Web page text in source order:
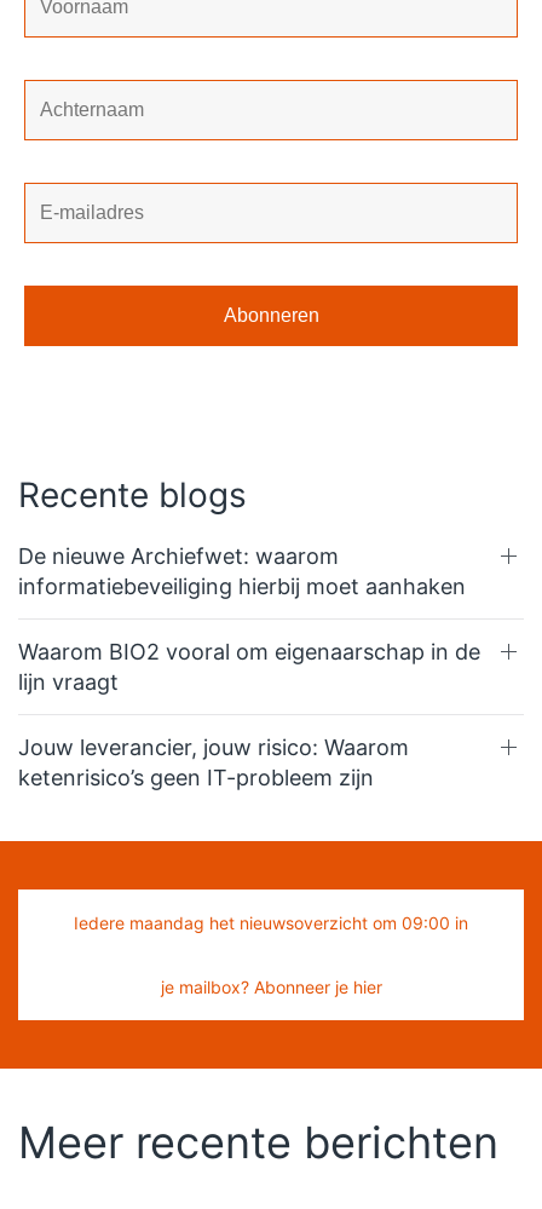
Recente blogs
De nieuwe Archiefwet: waarom
informatiebeveiliging hierbij moet aanhaken
Waarom BIO2 vooral om eigenaarschap in de
lijn vraagt
Jouw leverancier, jouw risico: Waarom
ketenrisico’s geen IT-probleem zijn
Iedere maandag het nieuwsoverzicht om 09:00 in
je mailbox? Abonneer je hier
Meer recente berichten